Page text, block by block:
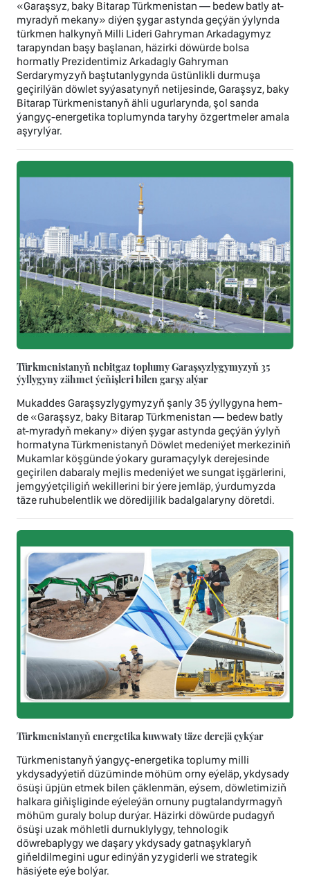
«Garaşsyz, baky Bitarap Türkmenistan — bedew batly at-
myradyň mekany» diýen şygar astynda geçýän ýylynda
türkmen halkynyň Milli Lideri Gahryman Arkadagymyz
tarapyndan başy başlanan, häzirki döwürde bolsa
hormatly Prezidentimiz Arkadagly Gahryman
Serdarymyzyň baştutanlygynda üstünlikli durmuşa
geçirilýän döwlet syýasatynyň netijesinde, Garaşsyz, baky
Bitarap Türkmenistanyň ähli ugurlarynda, şol sanda
ýangyç-energetika toplumynda taryhy özgertmeler amala
aşyrylýar.
Türkmenistanyň nebitgaz toplumy Garaşsyzlygymyzyň 35
ýyllygyny zähmet ýeňişleri bilen garşy alýar
Mukaddes Garaşsyzlygymyzyň şanly 35 ýyllygyna hem-
de «Garaşsyz, baky Bitarap Türkmenistan — bedew batly
at-myradyň mekany» diýen şygar astynda geçýän ýylyň
hormatyna Türkmenistanyň Döwlet medeniýet merkeziniň
Mukamlar köşgünde ýokary guramaçylyk derejesinde
geçirilen dabaraly mejlis medeniýet we sungat işgärlerini,
jemgyýetçiligiň wekillerini bir ýere jemläp, ýurdumyzda
täze ruhubelentlik we döredijilik badalgalaryny döretdi.
Türkmenistanyň energetika kuwwaty täze derejä çykýar
Türkmenistanyň ýangyç-energetika toplumy milli
ykdysadyýetiň düzüminde möhüm orny eýeläp, ykdysady
ösüşi üpjün etmek bilen çäklenmän, eýsem, döwletimiziň
halkara giňişliginde eýeleýän ornuny pugtalandyrmagyň
möhüm guraly bolup durýar. Häzirki döwürde pudagyň
ösüşi uzak möhletli durnuklylygy, tehnologik
döwrebaplygy we daşary ykdysady gatnaşyklaryň
giňeldilmegini ugur edinýän yzygiderli we strategik
häsiýete eýe bolýar.